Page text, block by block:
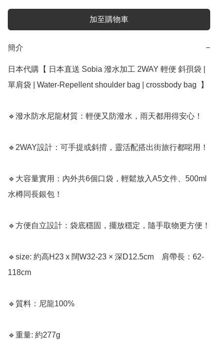
加至購物車
簡介 −
日本代購【 日本直送 Sobia 潑水加工 2WAY 輕便 斜孭袋 |
單肩袋 | Water-Repellent shoulder bag | crossbody bag  】﻿
🔹潑水防水尼龍材質：輕便又防潑水，雨天都用得安心！
🔹2WAY設計：可手提或斜揹，靈活配搭出街旅行都啱用！
🔹大容量實用：內外共6個口袋，輕鬆放入A5文件、500ml
水樽同長銀包！
🔹方便自立設計：袋底穩固，擺放穩定，隨手取物更方便！
🔹size: 約高H23 x 闊W32-23 × 深D12.5cm　肩帶長：62-
118cm
🔹質料：尼龍100%
🔹重量: 約277g